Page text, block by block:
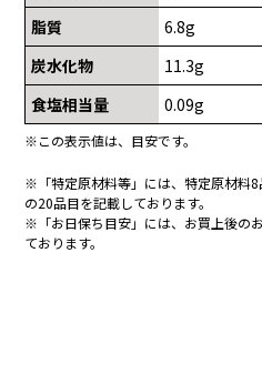
脂質
6.8g
炭水化物
11.3g
食塩相当量
0.09g
※この表示値は、目安です。
※「特定原材料等」には、特定原材料
の20品目を記載しております。
※「お日保ち目安」には、お買上後の
ております。